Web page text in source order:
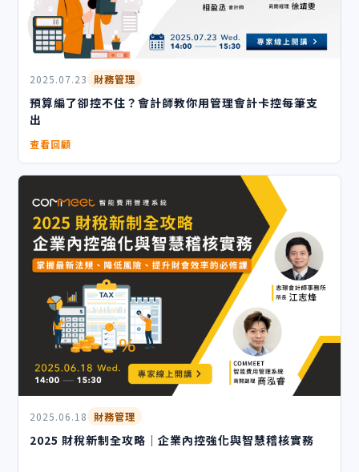
2025.07.23 財務管理
預算編了卻控不住？會計師教你用管理會計卡控每筆支
出
查看回顧
2025.06.18 財務管理
2025 財稅新制全攻略｜企業內控強化與智慧稽核實務